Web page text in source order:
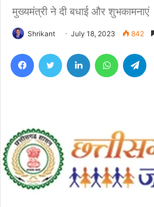
मुख्यमंत्री ने दी बधाई और शुभकामनाएं
Shrikant July 18, 2023 842